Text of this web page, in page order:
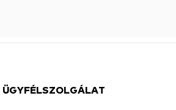
ÜGYFÉLSZOLGÁLAT